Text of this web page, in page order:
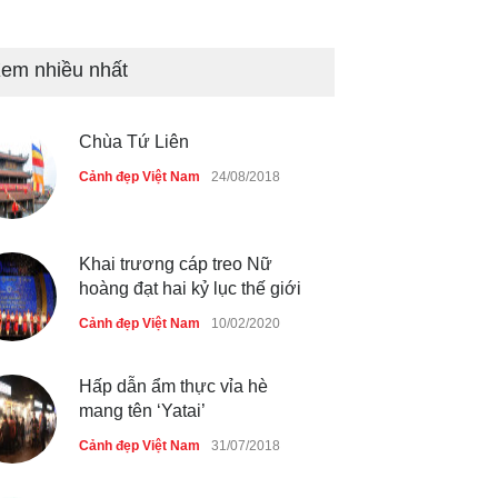
bờ hồ Hà Nội
Bán đảo Sơn Trà sẽ là khu
du lịch quốc gia
nhiều nhất
Chùa Tứ Liên
Cảnh đẹp Việt Nam 24/08/2018
Khai trương cáp treo Nữ
hoàng đạt hai kỷ lục thế giới
Cảnh đẹp Việt Nam 10/02/2020
Hấp dẫn ẩm thực vỉa hè
mang tên ‘Yatai’
Cảnh đẹp Việt Nam 31/07/2018